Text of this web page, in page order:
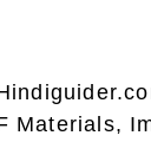
Materials,